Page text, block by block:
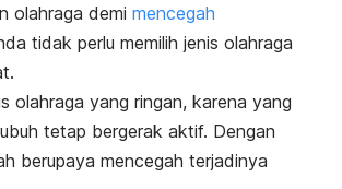
olahraga demi mencegah
tidak perlu memilih jenis olahraga
olahraga yang ringan, karena yang
tetap bergerak aktif. Dengan
berupaya mencegah terjadinya